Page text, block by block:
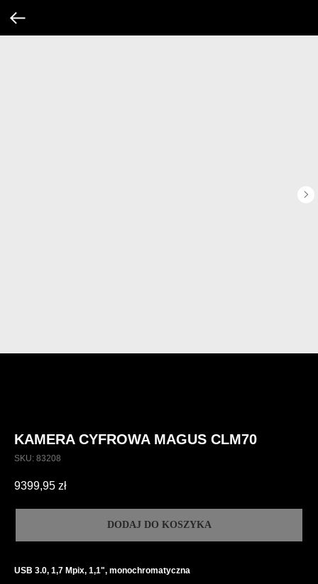
KAMERA CYFROWA MAGUS CLM70
SKU: 83208
9399,95 zł
DODAJ DO KOSZYKA
USB 3.0, 1,7 Mpix, 1,1", monochromatyczna